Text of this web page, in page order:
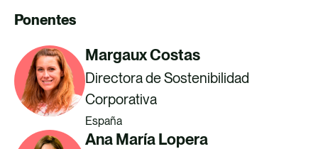
Ponentes
Margaux Costas
Directora de Sostenibilidad
Corporativa
España
Ana María Lopera